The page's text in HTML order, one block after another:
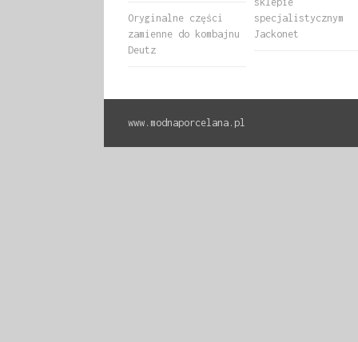
specjalistycznym
Jackonet
Oryginalne części
zamienne do kombajnu
Deutz
www.modnaporcelana.pl